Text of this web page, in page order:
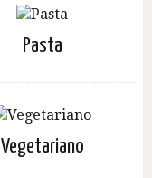
Pasta
Vegetariano